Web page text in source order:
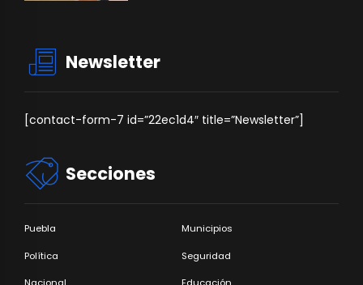
Newsletter
[contact-form-7 id=”22ec1d4″ title=”Newsletter”]
Secciones
Puebla Municipios
Política Seguridad